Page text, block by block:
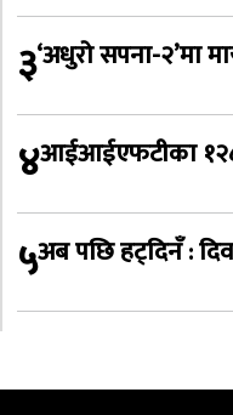
३‘अधुरो सपना-२’मा
४आईआईएफटीका १२८
५अब पछि हट्दिनँ :